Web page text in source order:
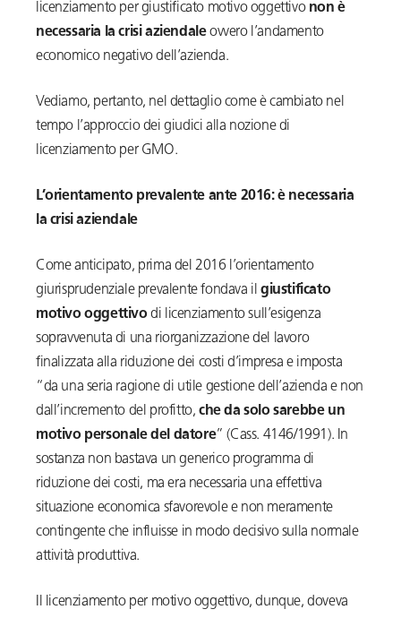
licenziamento per giustificato motivo oggettivo non è
necessaria la crisi aziendaleovvero l’andamento
economico negativo dell’azienda.
Vediamo, pertanto, nel dettaglio come è cambiato nel
tempo l’approccio dei giudici alla nozione di
licenziamento per GMO.
L’orientamento prevalente ante 2016: è necessaria
la crisi aziendale
Come anticipato, prima del 2016 l’orientamento
giurisprudenziale prevalente fondava ilgiustificato
motivo oggettivodi licenziamento sull’esigenza
sopravvenuta di una riorganizzazione del lavoro
finalizzata alla riduzione dei costi d’impresa e imposta
“da una seria ragione di utile gestione dell’azienda e non
dall’incremento del profitto,che da solo sarebbe un
motivo personale del datore” (Cass. 4146/1991). In
sostanza non bastava un generico programma di
riduzione dei costi, ma era necessaria una effettiva
situazione economica sfavorevole e non meramente
contingente che influisse in modo decisivo sulla normale
attività produttiva.
Il licenziamento per motivo oggettivo, dunque, doveva